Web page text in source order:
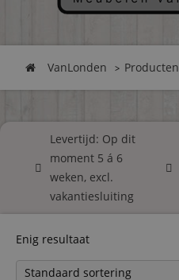
VanLonden Producten
Levertijd: Op dit
moment 5 á 6
weken, excl.
vakantiesluiting
Enig resultaat